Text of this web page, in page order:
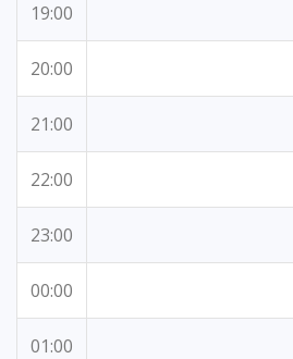
19:00
20:00
21:00
22:00
23:00
00:00
01:00